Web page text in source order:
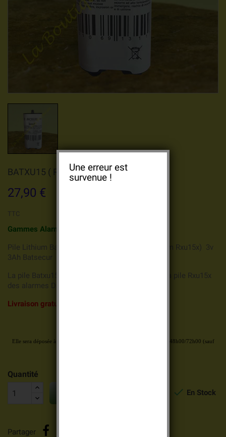
BATXU15 ( RXU15X ) BATSECUR
27,90 €
TTC
Gammes Alarme DAITEM et HAGER
Pile Lithium Batxu15 ( référence d'origine Daitem Rxu15x) 3v
3Ah Batsecur
La pile Batxu15 Batsecur compatible remplace la pile Rxu15x
des alarmes Daitem et Hager
Livraison gratuite et rapide dès 69 euros.
Elle sera déposée à la poste ou lettre suivi 48h00/72h00 (sauf
Quantité
 En Stock
Partager
Une erreur est
survenue !